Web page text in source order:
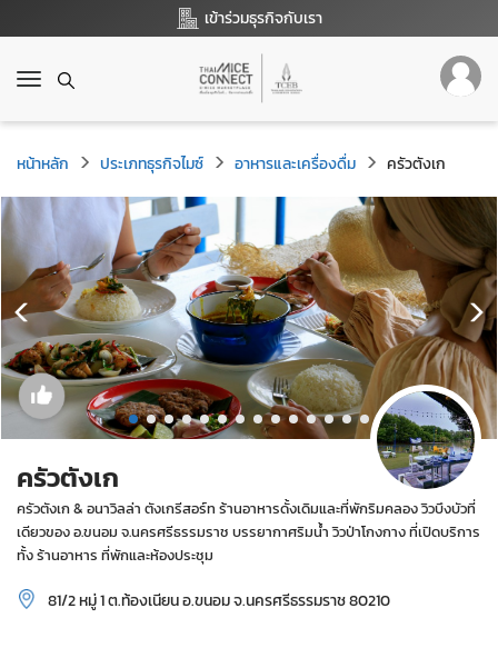
เข้าร่วมธุรกิจกับเรา
T
g
g
l
e
v
g
a
t
o
หน้าหลัก ประเภทธุรกิจไมซ์ อาหารและเครื่องดื่ม ครัวตังเก
ครัวตังเก
ครัวตังเก & อนาวิลล่า ตังเกรีสอร์ท ร้านอาหารดั้งเดิมและที่พักริมคลอง วิวบึงบัวที่
เดียวของ อ.ขนอม จ.นครศรีธรรมราช บรรยากาศริมน้ำ วิวป่าโกงกาง ที่เปิดบริการ
ทั้ง ร้านอาหาร ที่พักและห้องประชุม
81/2 หมู่ 1 ต.ท้องเนียน อ.ขนอม จ.นครศรีธรรมราช 80210